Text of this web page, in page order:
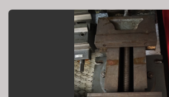
Ordina per